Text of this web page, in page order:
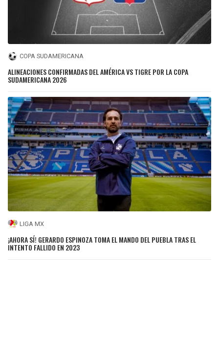
COPA SUDAMERICANA
ALINEACIONES CONFIRMADAS DEL AMÉRICA VS TIGRE POR LA COPA
SUDAMERICANA 2026
LIGA MX
¡AHORA SÍ! GERARDO ESPINOZA TOMA EL MANDO DEL PUEBLA TRAS EL
INTENTO FALLIDO EN 2023